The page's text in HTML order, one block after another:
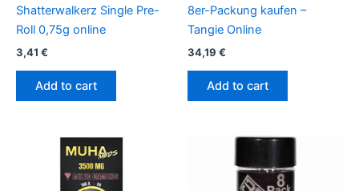
Shatterwalkerz Single Pre-
Roll 0,75g online
3,41 €
Add to cart
8er-Packung kaufen –
Tangie Online
34,19 €
Add to cart